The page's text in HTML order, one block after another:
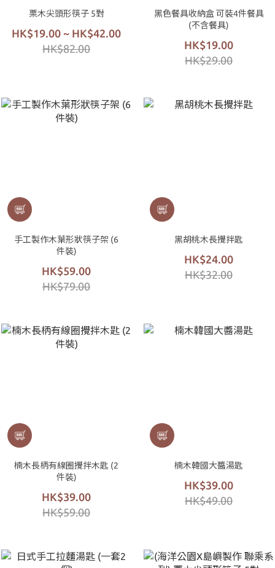
栗木尖頭形筷子 5對
HK$19.00 ~ HK$42.00
HK$82.00
黑色餐具收納盒 可裝4件餐具
(不含餐具)
HK$19.00
HK$29.00
手工製作木葉形狀筷子架 (6
件裝)
HK$59.00
HK$79.00
黑胡桃木長攪拌匙
HK$24.00
HK$32.00
楠木長柄有線圈攪拌木匙 (2
件裝)
HK$39.00
HK$59.00
楠木韓國大醬湯匙
HK$39.00
HK$49.00